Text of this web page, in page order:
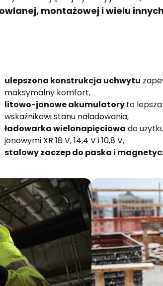
montażowej i wielu
ulepszona konstrukcja uchwytu
maksymalny komfort,
litowo-jonowe akumulatoryto
wskaźnikowi stanu naładowania,
ładowarka wielonapięciowa do
jonowymi XR 18 V, 14,4 V i 10,8 V,
stalowy zaczep do paska i